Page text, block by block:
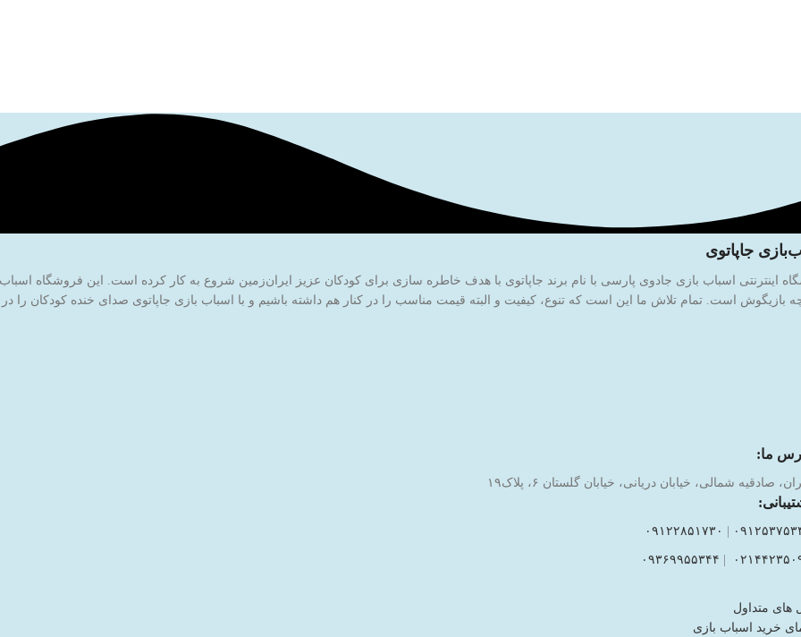
جاپاتوی
بازیگوش است. تمام تلاش ما این است که تنوع، کیفیت و البته قیمت مناسب را در کنار هم داشته باشیم و با اسباب بازی جاپاتوی صدای خنده کودکان را
ما:
صادقیه شمالی، خیابان دریانی، خیابان گلستان ۶، پلاک۱۹
| ۰۹۱۲۲۸۵۱۷۳۰
| ۰۹۳۶۹۹۵۵۳۴۴
های متداول
خرید اسباب بازی